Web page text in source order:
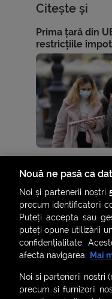
Citește și
Prima țară din
restricțiile
Nouă ne pasă ca
Noi și partenerii noștri
precum identificatorii
Puteți accepta sau
puteți opune utilizării
confidențialitate.
afecta navigarea. Mai
Noi si partenerii nostri
precum si furnizorii